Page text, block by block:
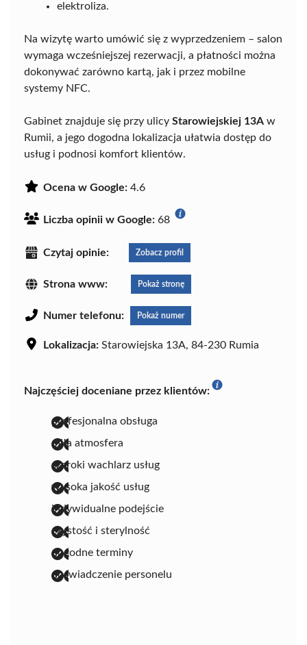
elektroliza.
Na wizytę warto umówić się z wyprzedzeniem – salon
wymaga wcześniejszej rezerwacji, a płatności można
dokonywać zarówno kartą, jak i przez mobilne
systemy NFC.
Gabinet znajduje się przy ulicy Starowiejskiej 13A w
Rumii, a jego dogodna lokalizacja ułatwia dostęp do
usług i podnosi komfort klientów.
Ocena w Google: 4.6
Liczba opinii w Google: 68
Czytaj opinie: Zobacz profil
Strona www: Pokaż stronę
Numer telefonu: Pokaż numer
Lokalizacja: Starowiejska 13A, 84-230 Rumia
Najczęściej doceniane przez klientów:
profesjonalna obsługa
miła atmosfera
szeroki wachlarz usług
wysoka jakość usług
indywidualne podejście
czystość i sterylność
dogodne terminy
doświadczenie personelu